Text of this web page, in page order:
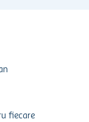
fiecare